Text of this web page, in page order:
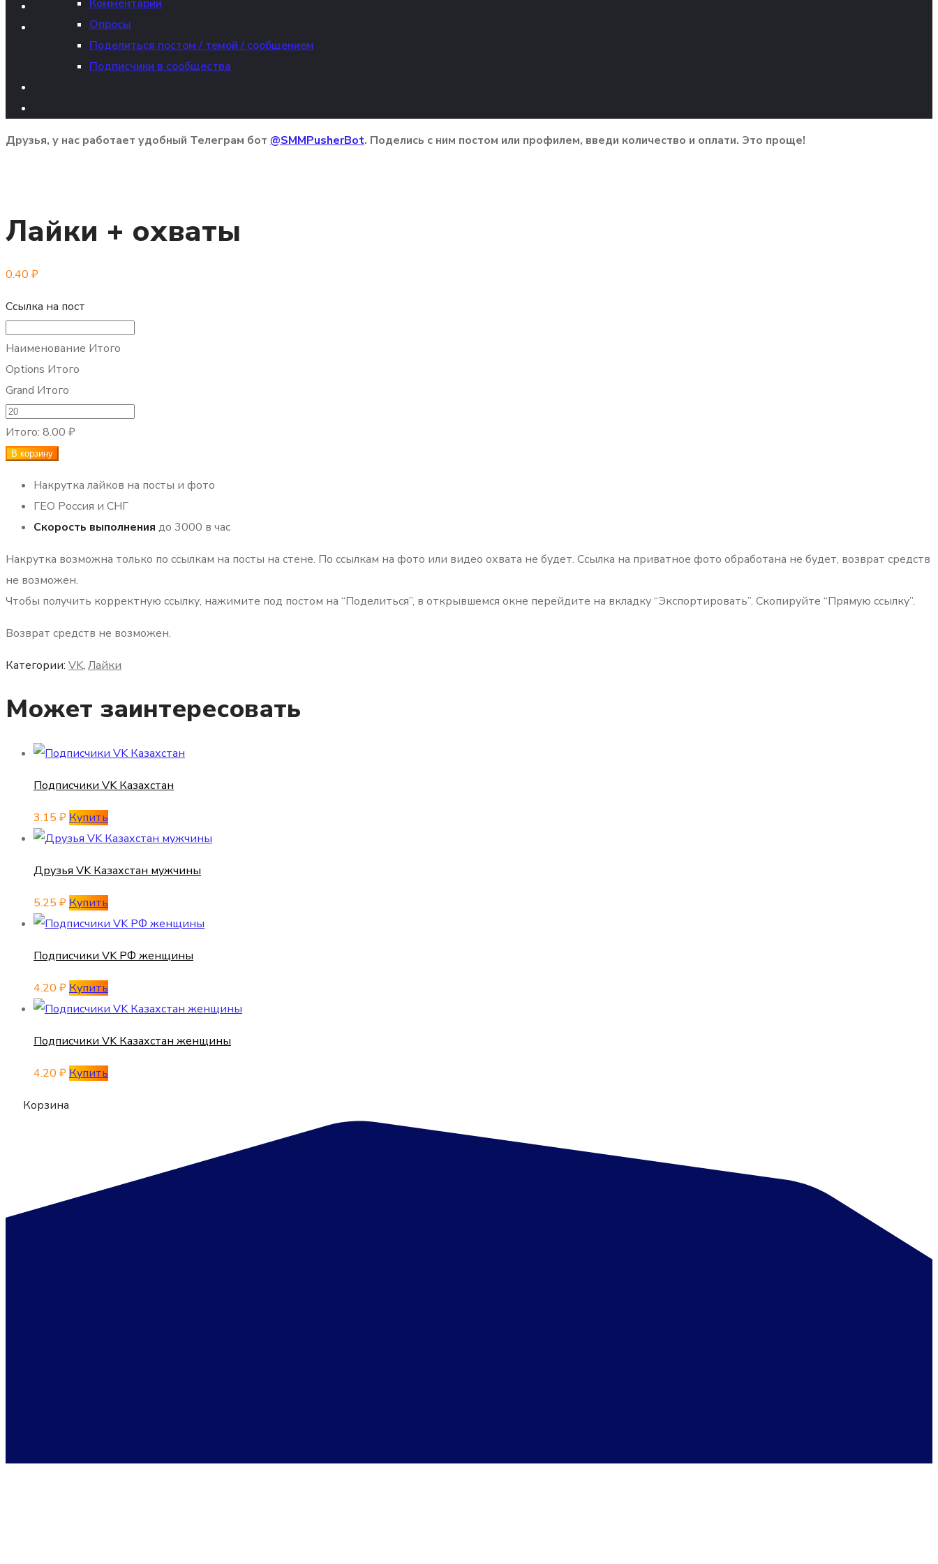
Комментарии
Опросы
Поделиться постом / темой / сообщением
Подписчики в сообщества
Друзья, у нас работает удобный Телеграм бот @SMMPusherBot. Поделись с ним постом или профилем, введи количество и оплати. Это проще!
Лайки + охваты
0.40 ₽
Ссылка на пост
Наименование Итого
Options Итого
Grand Итого
Количество
товара
Лайки
Итого: 8.00 ₽
В корзину
Накрутка лайков на посты и фото
ГЕО Россия и СНГ
Скорость выполнения до 3000 в час
Накрутка возможна только по ссылкам на посты на стене. По ссылкам на фото или видео охвата не будет. Ссылка на приватное фото обработана не будет, возврат средств
не возможен.
Чтобы получить корректную ссылку, нажимите под постом на “Поделиться”, в открывшемся окне перейдите на вкладку “Экспортировать”. Скопируйте “Прямую ссылку”.
Возврат средств не возможен.
Категории: VK, Лайки
Может заинтересовать
Подписчики VK Казахстан
3.15 ₽ Купить
Друзья VK Казахстан мужчины
5.25 ₽ Купить
Подписчики VK РФ женщины
4.20 ₽ Купить
Подписчики VK Казахстан женщины
4.20 ₽ Купить
Корзина